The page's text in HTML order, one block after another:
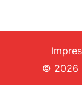
© 2026